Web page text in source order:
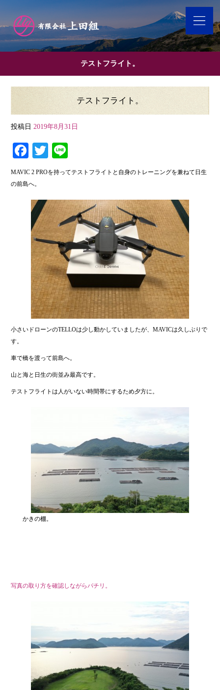
テストフライト。
テストフライト。
投稿日 2019年8月31日
Fa
ce
bo
ok
T
wi
r
ne
MAVIC 2 PROを持ってテストフライトと自身のトレーニングを兼ねて日生
の前島へ。
小さいドローンのTELLOは少し動かしていましたが、MAVICは久しぶりで
す。
車で橋を渡って前島へ。
山と海と日生の街並み最高です。
テストフライトは人がいない時間帯にするため夕方に。
かきの棚。
写真の取り方を確認しながらパチリ。